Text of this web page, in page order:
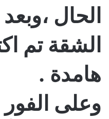
الحال
الشقة تم
هامدة .
وعلى